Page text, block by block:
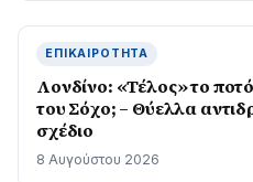
ΕΠΙΚΑΙΡΌΤΗΤΑ
Λονδίνο: «Τέλος» το
του Σόχο; – Θύελλα
σχέδιο
8 Αυγούστου 2026